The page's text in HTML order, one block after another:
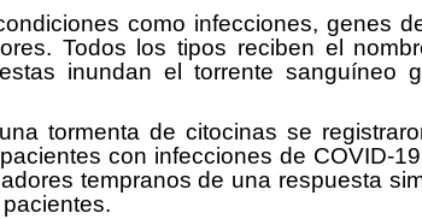
como infecciones, genes
Todos los tipos reciben el
inundan el torrente sanguíneo
tormenta de citocinas se
con infecciones de COVID-
tempranos de una respuesta